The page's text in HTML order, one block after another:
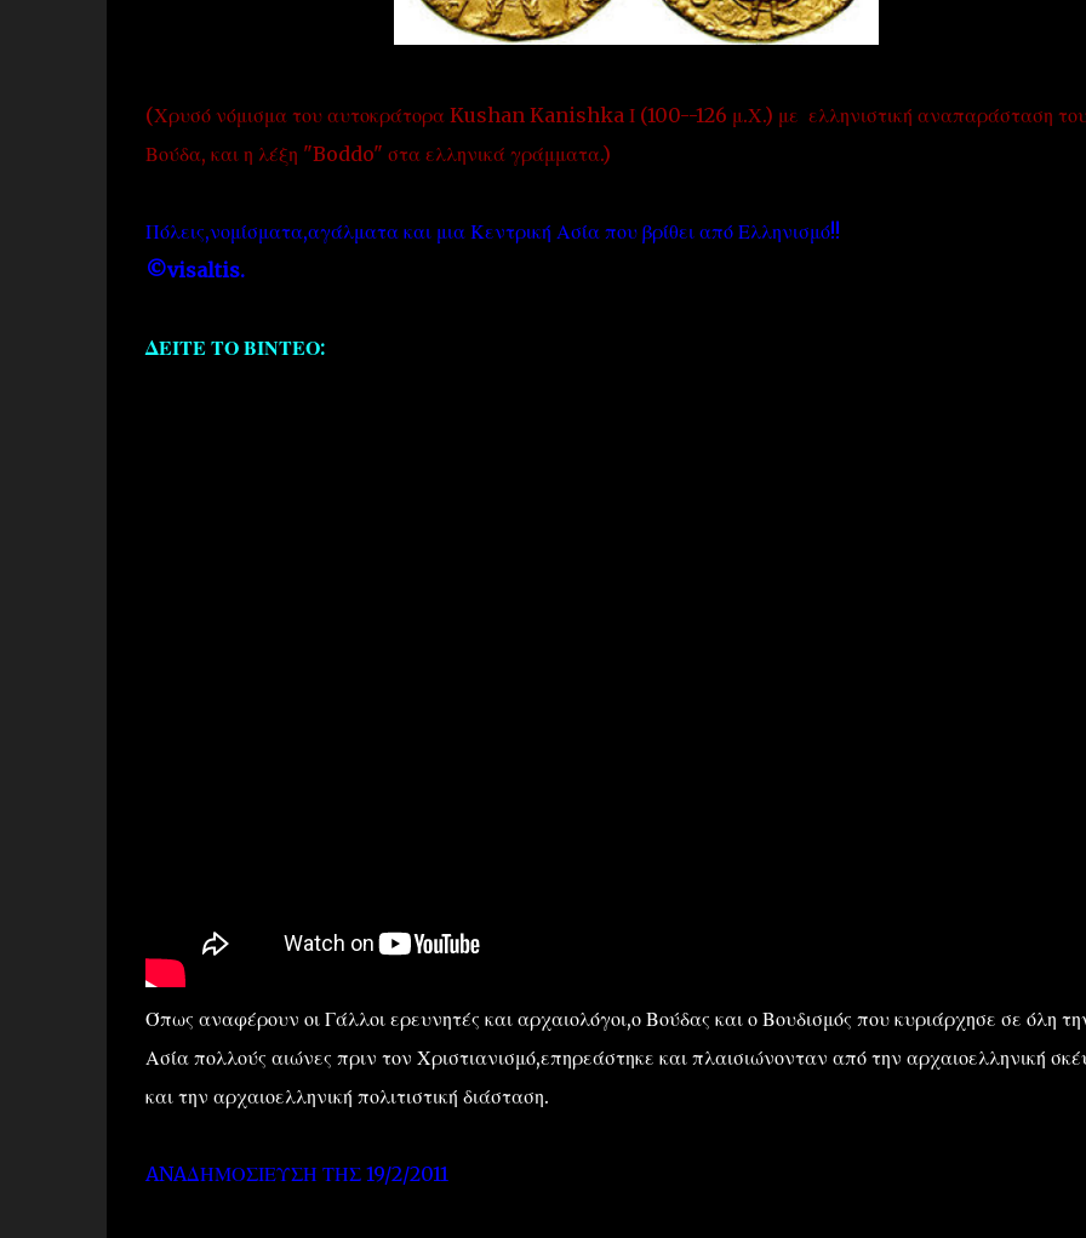
(Χρυσό νόμισμα του αυτοκράτορα Kushan Kanishka Ι (100--126 μ.Χ.) με ελληνιστική αναπαράσταση
Βούδα, και η λέξη "Boddo" στα ελληνικά γράμματα.)
Πόλεις,νομίσματα,αγάλματα και μια Κεντρική Ασία που βρίθει από Ελληνισμό!!
©visaltis.
ΔΕΙΤΕ ΤΟ ΒΙΝΤΕΟ:
Όπως αναφέρουν οι Γάλλοι ερευνητές και αρχαιολόγοι,ο Βούδας και ο Βουδισμός που κυριάρχησε σε όλη
Ασία πολλούς αιώνες πριν τον Χριστιανισμό,επηρεάστηκε και πλαισιώνονταν από την αρχαιοελληνική
και την αρχαιοελληνική πολιτιστική διάσταση.
ANAΔΗΜΟΣΙΕΥΣΗ ΤΗΣ 19/2/2011